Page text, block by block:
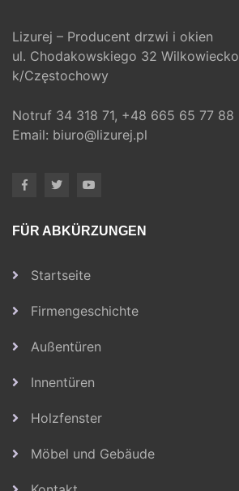
Lizurej – Producent drzwi i okien
ul. Chodakowskiego 32 Wilkowiecko
k/Częstochowy
Notruf 34 318 71, +48 665 65 77 88
Email: biuro@lizurej.pl
FÜR ABKÜRZUNGEN
Startseite
Firmengeschichte
Außentüren
Innentüren
Holzfenster
Möbel und Gebäude